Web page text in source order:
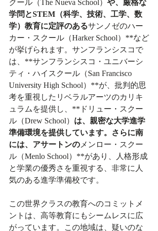
クール（The Nueva School） や、厳格な
学問とSTEM（科学、技術、工学、数
学）教育に定評のあるサンノゼのハー
カー・スクール（Harker School）**など
が挙げられます。サンフランシスコで
は、**サンフランシスコ・ユニバーシ
ティ・ハイスクール（San Francisco
University High School）**が、批判的思
考を重視したリベラルアーツのカリキ
ュラムを提供し、**ドリュー・スクー
ル（Drew School） は、親密な大学進学
準備環境を提供しています。さらに南
には、アサートンの メンロー・スクー
ル（Menlo School）**があり、人格形成
と学業の優秀さを重視する、非常に人
気のある進学準備校です。
この世界クラスの教育へのコミットメ
ントは、高等教育にもシームレスに広
がっています。この地域は、疑いのな